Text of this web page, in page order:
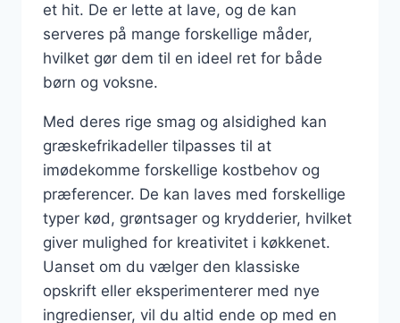
et hit. De er lette at lave, og de kan
serveres på mange forskellige måder,
hvilket gør dem til en ideel ret for både
børn og voksne.
Med deres rige smag og alsidighed kan
græskefrikadeller tilpasses til at
imødekomme forskellige kostbehov og
præferencer. De kan laves med forskellige
typer kød, grøntsager og krydderier, hvilket
giver mulighed for kreativitet i køkkenet.
Uanset om du vælger den klassiske
opskrift eller eksperimenterer med nye
ingredienser, vil du altid ende op med en